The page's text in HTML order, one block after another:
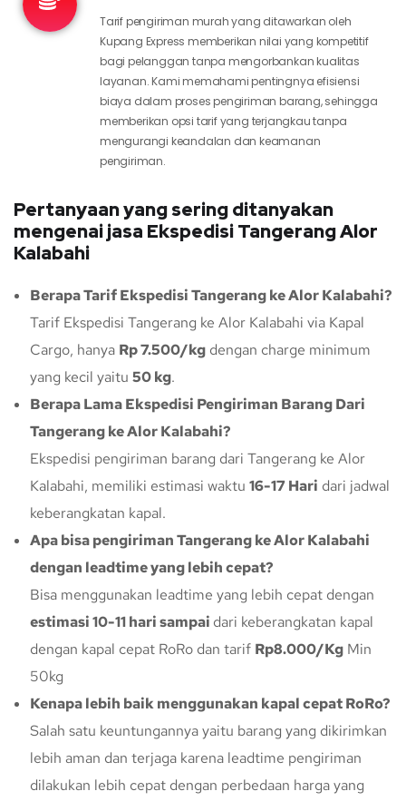
Tarif pengiriman murah yang ditawarkan oleh
Kupang Express memberikan nilai yang kompetitif
bagi pelanggan tanpa mengorbankan kualitas
layanan. Kami memahami pentingnya efisiensi
biaya dalam proses pengiriman barang, sehingga
memberikan opsi tarif yang terjangkau tanpa
mengurangi keandalan dan keamanan
pengiriman.
Pertanyaan yang sering ditanyakan
mengenai jasa Ekspedisi Tangerang Alor
Kalabahi
Berapa Tarif Ekspedisi Tangerang ke Alor Kalabahi?
Tarif Ekspedisi Tangerang ke Alor Kalabahi via Kapal
Cargo, hanya Rp 7.500/kg dengan charge minimum
yang kecil yaitu 50 kg.
Berapa Lama Ekspedisi Pengiriman Barang Dari
Tangerang ke Alor Kalabahi?
Ekspedisi pengiriman barang dari Tangerang ke Alor
Kalabahi, memiliki estimasi waktu 16-17 Hari dari jadwal
keberangkatan kapal.
Apa bisa pengiriman Tangerang ke Alor Kalabahi
dengan leadtime yang lebih cepat?
Bisa menggunakan leadtime yang lebih cepat dengan
estimasi 10-11 hari sampai dari keberangkatan kapal
dengan kapal cepat RoRo dan tarif Rp8.000/Kg Min
50kg
Kenapa lebih baik menggunakan kapal cepat RoRo?
Salah satu keuntungannya yaitu barang yang dikirimkan
lebih aman dan terjaga karena leadtime pengiriman
dilakukan lebih cepat dengan perbedaan harga yang